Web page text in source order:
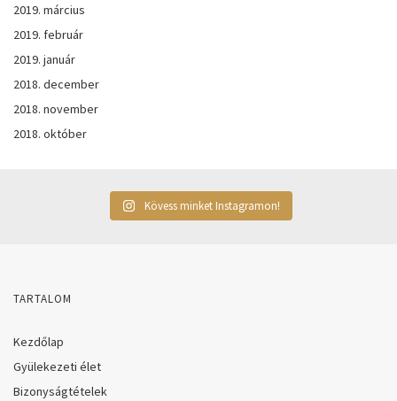
2019. március
2019. február
2019. január
2018. december
2018. november
2018. október
Kövess minket Instagramon!
TARTALOM
Kezdőlap
Gyülekezeti élet
Bizonyságtételek